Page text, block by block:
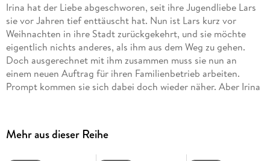
Irina hat der Liebe abgeschworen, seit ihre Jugendliebe Lars
sie vor Jahren tief enttäuscht hat. Nun ist Lars kurz vor
Weihnachten in ihre Stadt zurückgekehrt, und sie möchte
eigentlich nichts anderes, als ihm aus dem Weg zu gehen.
Doch ausgerechnet mit ihm zusammen muss sie nun an
einem neuen Auftrag für ihren Familienbetrieb arbeiten.
Prompt kommen sie sich dabei doch wieder näher. Aber Irina
zwischen ihnen vermitteln. Dabei hat er von Santa Claus
höchstpersönlich diesen Auftrag erhalten. Ob dem klugen
Vierbeiner doch noch die rettende Idee kommt, wie er Lars
Mehr aus dieser Reihe